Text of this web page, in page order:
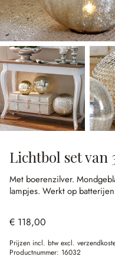
Lichtbol set van
Met boerenzilver.
lampjes. Werkt op
€ 118,00
Prijzen incl. btw excl.
Productnummer: 16032